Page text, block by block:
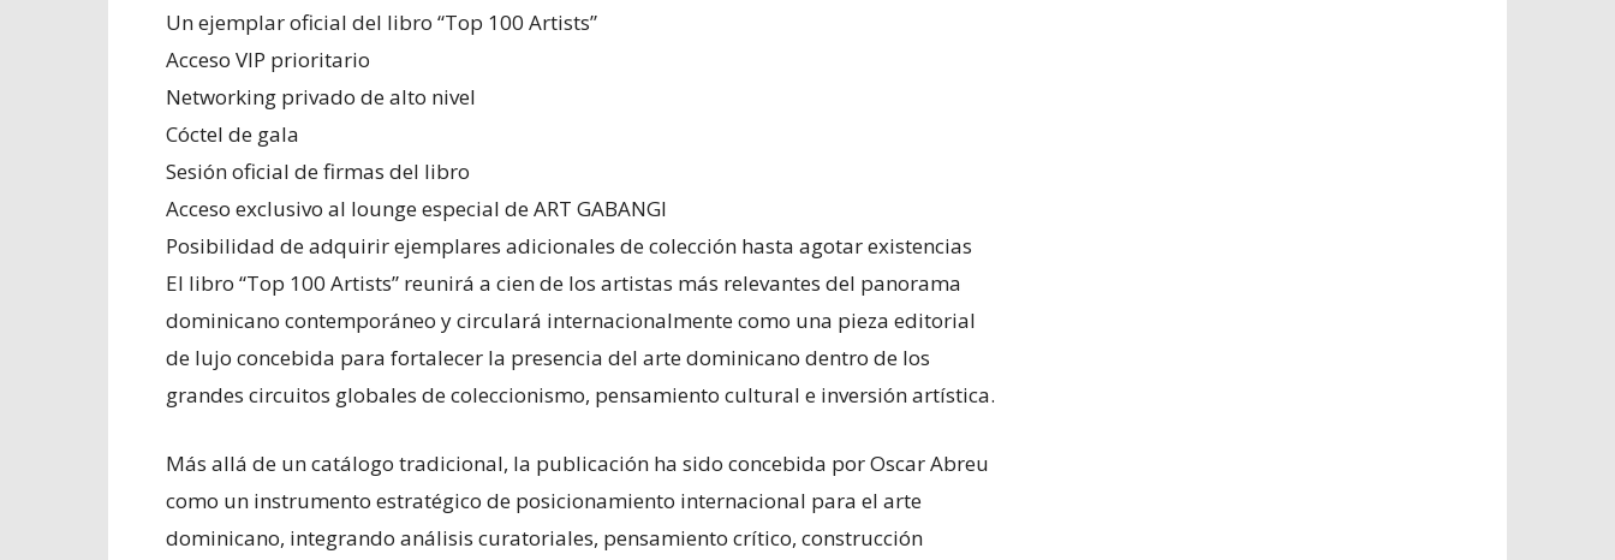
Un ejemplar oficial del libro “Top 100 Artists”
Acceso VIP prioritario
Networking privado de alto nivel
Cóctel de gala
Sesión oficial de firmas del libro
Acceso exclusivo al lounge especial de ART GABANGI
Posibilidad de adquirir ejemplares adicionales de colección hasta agotar existencias
El libro “Top 100 Artists” reunirá a cien de los artistas más relevantes del panorama
dominicano contemporáneo y circulará internacionalmente como una pieza editorial
de lujo concebida para fortalecer la presencia del arte dominicano dentro de los
grandes circuitos globales de coleccionismo, pensamiento cultural e inversión artística.
Más allá de un catálogo tradicional, la publicación ha sido concebida por Oscar Abreu
como un instrumento estratégico de posicionamiento internacional para el arte
dominicano, integrando análisis curatoriales, pensamiento crítico, construcción